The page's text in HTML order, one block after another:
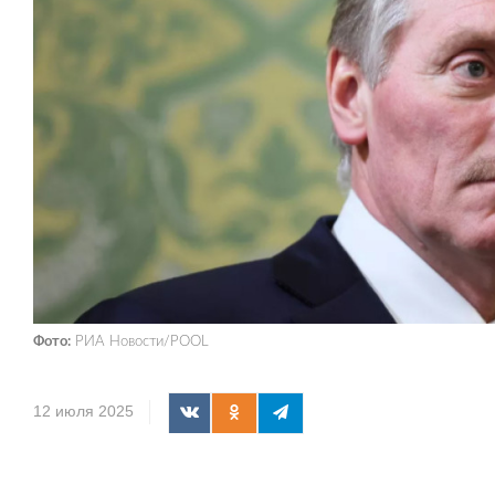
Фото: РИА Новости/POOL
12 июля 2025